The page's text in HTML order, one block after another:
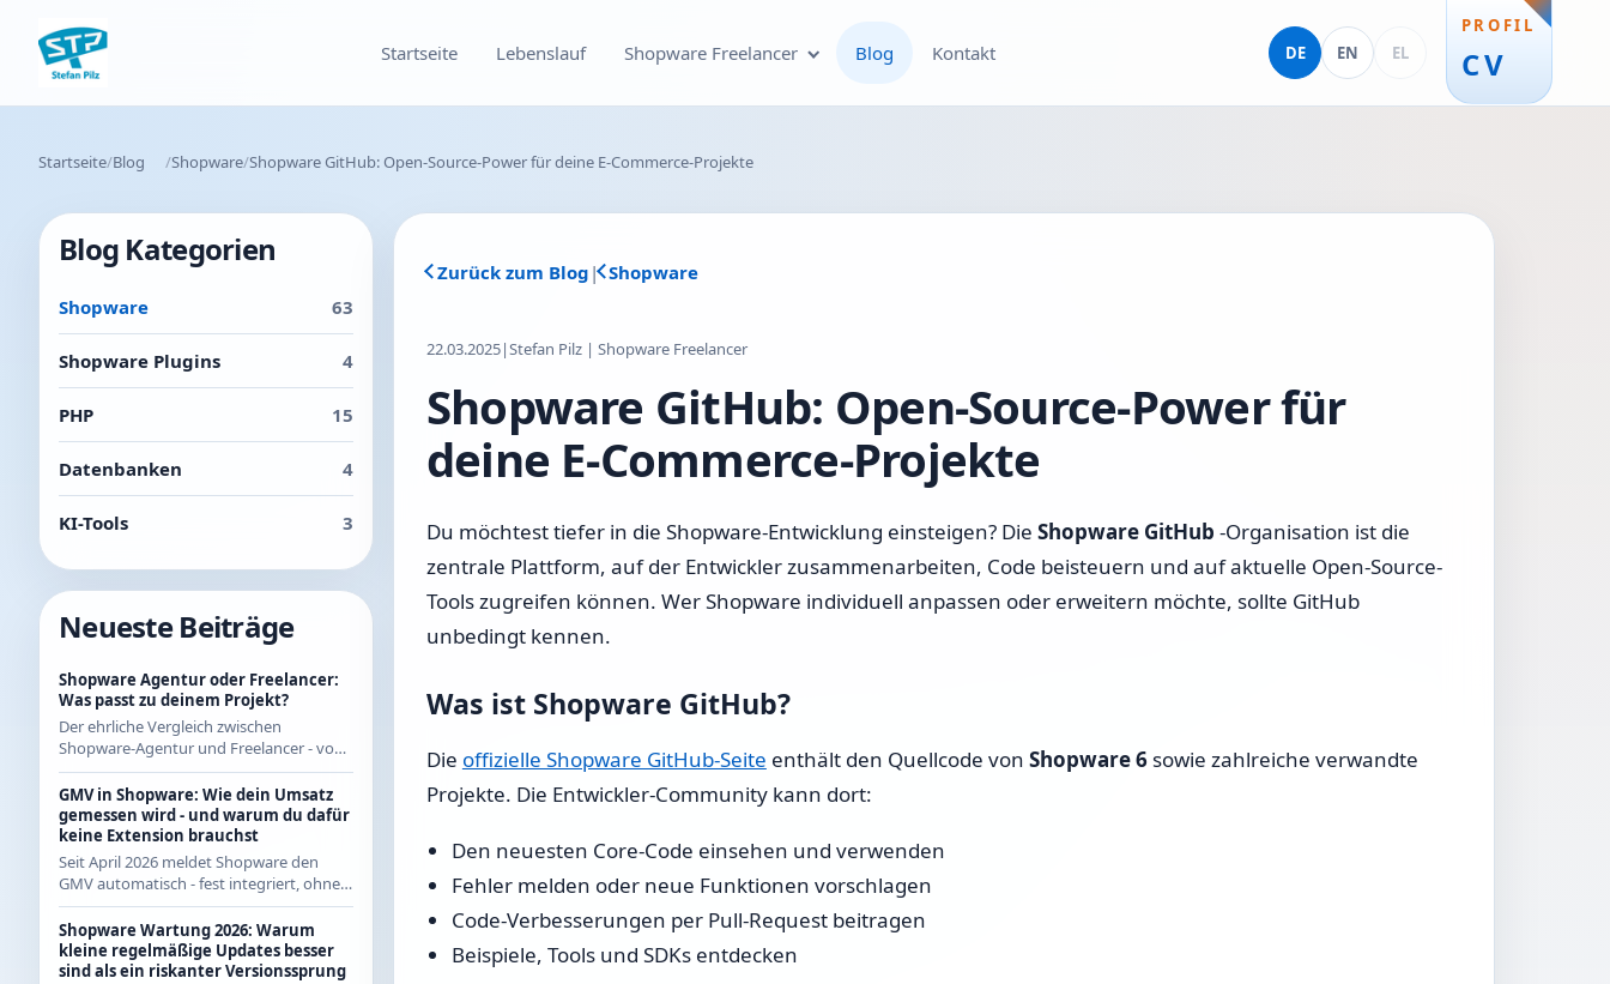
Startseite Lebenslauf Shopware Freelancer
Individuelle Shopware
Entwicklung & Theme-
Shopware-Shops
Shopware SEO und
technische On-Page-
Kompletter Shopware 6
Shop-Aufbau
Shopware 6 Administration
Online-Shop auf Autopilot
Preise & Stundensatz
Blog Kontakt DE
Deutsch
EN
English
EL
PROFIL
CV
Startseite Blog Shopware Shopware GitHub: Open-Source-Power für deine E-Commerce-Projekte
Blog Kategorien
Shopware 63
Shopware Plugins 4
PHP 15
Datenbanken 4
KI-Tools 3
Neueste Beiträge
Shopware Agentur oder Freelancer:
Was passt zu deinem Projekt?
Der ehrliche Vergleich zwischen
Shopware-Agentur und Freelancer - von
jemandem, der als Freelancer regelmäßig
mit Agenturen zusammenarbeitet und
beide Seiten kennt.
GMV in Shopware: Wie dein Umsatz
gemessen wird - und warum du dafür
keine Extension brauchst
Seit April 2026 meldet Shopware den
GMV automatisch - fest integriert, ohne
App aus dem Store. Wie die Berechnung
genau funktioniert und was das für CE-
Händler bedeutet.
Shopware Wartung 2026: Warum
kleine regelmäßige Updates besser
sind als ein riskanter Versionssprung
Zurück zum Blog | Shopware
22.03.2025|Stefan Pilz | Shopware Freelancer
Shopware GitHub: Open-Source-Power für
deine E-Commerce-Projekte
Du möchtest tiefer in die Shopware-Entwicklung einsteigen? Die Shopware GitHub -Organisation ist die
zentrale Plattform, auf der Entwickler zusammenarbeiten, Code beisteuern und auf aktuelle Open-Source-
Tools zugreifen können. Wer Shopware individuell anpassen oder erweitern möchte, sollte GitHub
unbedingt kennen.
Was ist Shopware GitHub?
Die offizielle Shopware GitHub-Seite enthält den Quellcode von Shopware 6sowie zahlreiche verwandte
Projekte. Die Entwickler-Community kann dort:
Den neuesten Core-Code einsehen und verwenden
Fehler melden oder neue Funktionen vorschlagen
Code-Verbesserungen per Pull-Request beitragen
Beispiele, Tools und SDKs entdecken